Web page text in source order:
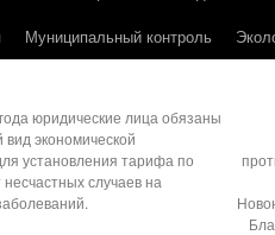
Муниципальный контроль
юридические лица обязаны
экономической
установления тарифа по
случаев на